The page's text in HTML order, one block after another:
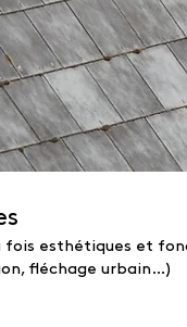
fois esthétiques et
fléchage urbain…)